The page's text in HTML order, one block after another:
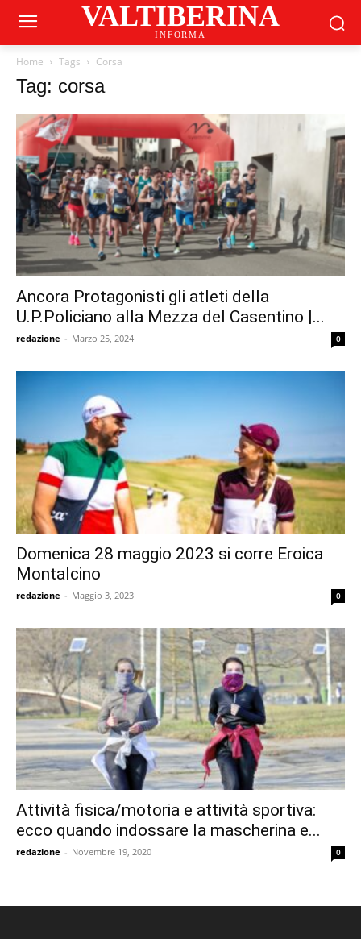
VALTIBERINA
INFORMA
Home Tags Corsa
Tag: corsa
Ancora Protagonisti gli atleti della
U.P.Policiano alla Mezza del Casentino |...
redazione - Marzo 25, 2024 0
Domenica 28 maggio 2023 si corre Eroica
Montalcino
redazione - Maggio 3, 2023 0
Attività fisica/motoria e attività sportiva:
ecco quando indossare la mascherina e...
redazione - Novembre 19, 2020 0